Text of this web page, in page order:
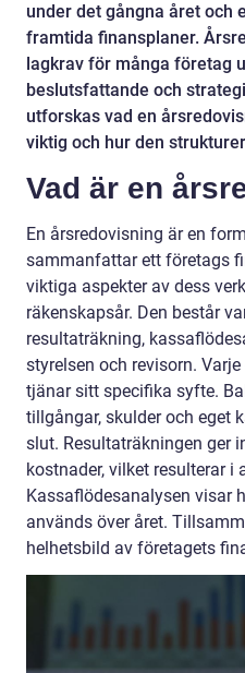
under det gångna året och
framtida finansplaner.
lagkrav för många företag
beslutsfattande och
utforskas vad en
viktig och hur den
Vad är en
En årsredovisning är en
sammanfattar ett företags
viktiga aspekter av dess
räkenskapsår. Den består
resultaträkning,
styrelsen och revisorn.
tjänar sitt specifika syfte.
tillgångar, skulder och eget
slut. Resultaträkningen ger
kostnader, vilket resulterar
Kassaflödesanalysen visar
används över året.
helhetsbild av företagets